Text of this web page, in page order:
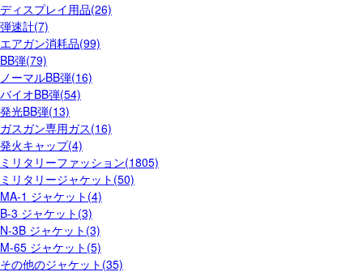
ディスプレイ用品(26)
弾速計(7)
エアガン消耗品(99)
BB弾(79)
ノーマルBB弾(16)
バイオBB弾(54)
発光BB弾(13)
ガスガン専用ガス(16)
発火キャップ(4)
ミリタリーファッション(1805)
ミリタリージャケット(50)
MA-1 ジャケット(4)
B-3 ジャケット(3)
N-3B ジャケット(3)
M-65 ジャケット(5)
その他のジャケット(35)